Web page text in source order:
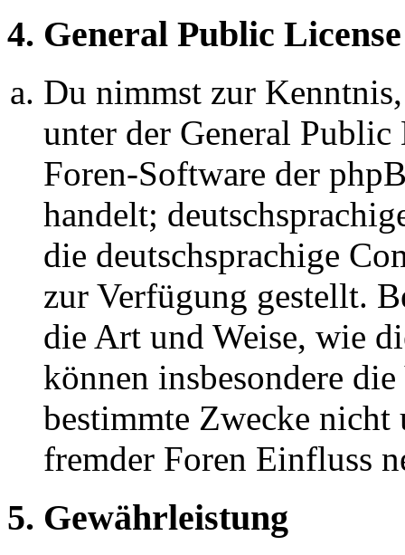
4. General Public License
Du nimmst zur
unter der General
Foren-Software der
handelt;
die deutschsprachige
zur Verfügung gestellt.
die Art und Weise, wie
können insbesondere
bestimmte Zwecke nicht
fremder Foren Einfluss
5. Gewährleistung